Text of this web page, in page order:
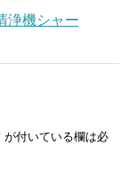
浄機シャー
が付いている欄は必